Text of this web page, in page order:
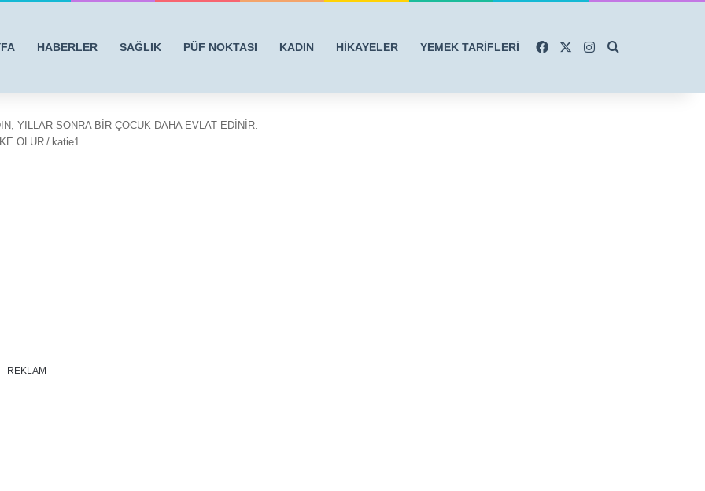
HABERLER SAĞLIK PÜF NOKTASI KADIN HİKAYELER YEMEK TARİFLERİ FacebookInstagram
YILLAR SONRA BİR ÇOCUK DAHA EVLAT EDİNİR.
OLUR / katie1
REKLAM